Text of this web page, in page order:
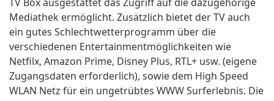
Mediathek ermöglicht. Zusätzlich bietet der TV auch
ein gutes Schlechtwetterprogramm über die
verschiedenen Entertainmentmöglichkeiten wie
Netfilx, Amazon Prime, Disney Plus, RTL+ usw. (eigene
Zugangsdaten erforderlich), sowie dem High Speed
WLAN Netz für ein ungetrübtes WWW Surferlebnis. Die